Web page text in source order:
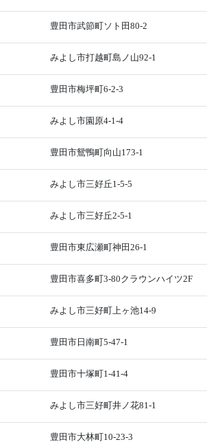
豊田市武節町ソト田80-2
みよし市打越町島ノ山92-1
豊田市梅坪町6-2-3
みよし市園原4-1-4
豊田市鴛鴨町向山173-1
みよし市三好丘1-5-5
みよし市三好丘2-5-1
豊田市東広瀬町神田26-1
豊田市喜多町3-80クラウンハイツ2F
みよし市三好町上ヶ池14-9
豊田市日南町5-47-1
豊田市十塚町1-41-4
みよし市三好町井ノ花81-1
豊田市大林町10-23-3